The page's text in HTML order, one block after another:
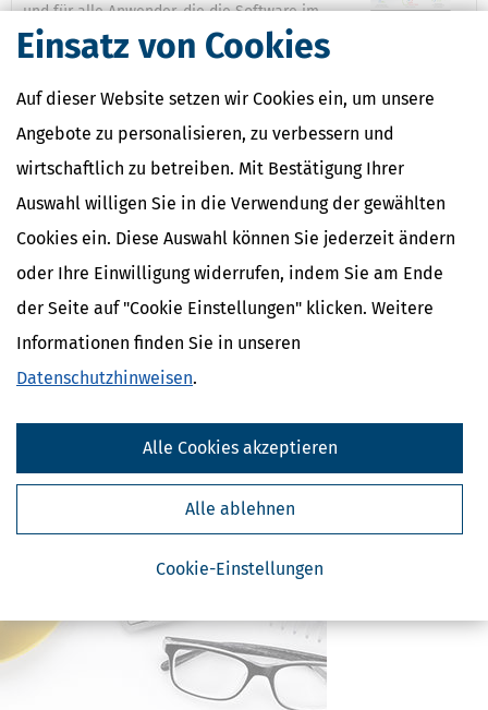
Einsatz von Cookies
Auf dieser Website setzen wir Cookies ein, um unsere
Angebote zu personalisieren, zu verbessern und
wirtschaftlich zu betreiben. Mit Bestätigung Ihrer
Auswahl willigen Sie in die Verwendung der gewählten
Cookies ein. Diese Auswahl können Sie jederzeit ändern
oder Ihre Einwilligung widerrufen, indem Sie am Ende
der Seite auf "Cookie Einstellungen" klicken. Weitere
Informationen finden Sie in unseren
Datenschutzhinweisen.
Cookie-Einstellungen
Alle ablehnen
Alle Cookies akzeptieren
und für alle Anwender, die die Software im
Rahmen einer entgeltlichen Hilfe in
Steuersachen nutzen, also insbesondere beim Einsatz in
Steuerberater, Rechtsanwälte o.ä.).
Mehr dazu
Ähnliche Themen
Finanzamt & Formalitäten
Verwandte Begriffe
Vorsteuerabzug
Gewerbebetrieb
Gewerbliche Einkünfte
Gewerbesteuer